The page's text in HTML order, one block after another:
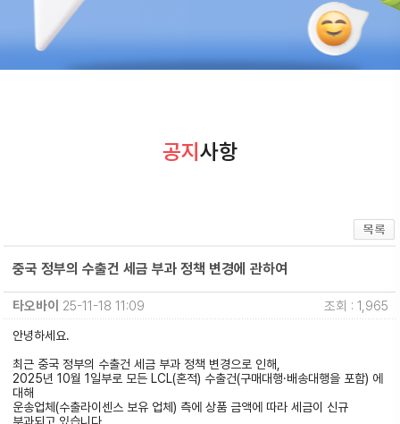
공지 사항
중국 정부의 수출건 세금 부과 정책 변경에 관하여
타오바이 25-11-18 11:09 조회 : 1,965
안녕하세요.
최근 중국 정부의 수출건 세금 부과 정책 변경으로 인해,
2025년 10월 1일부로 모든 LCL(혼적) 수출건(구매대행·배송대행을 포함) 에
대해
운송업체(수출라이센스 보유 업체) 측에 상품 금액에 따라 세금이 신규